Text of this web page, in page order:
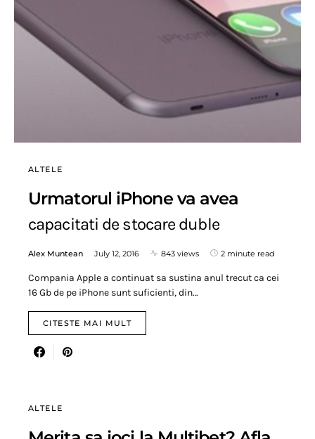
ALTELE
Urmatorul iPhone va avea
capacitati de stocare duble
Alex Muntean July 12, 2016 843 views 2 minute read
Compania Apple a continuat sa sustina anul trecut ca cei
16 Gb de pe iPhone sunt suficienti, din…
CITESTE MAI MULT
ALTELE